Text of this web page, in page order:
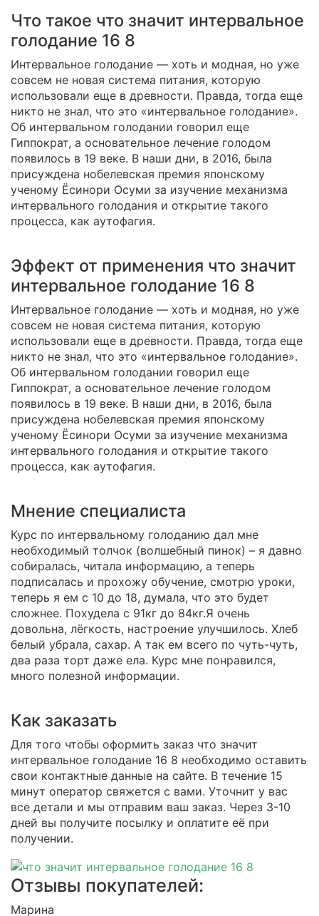
Что такое что значит интервальное
голодание 16 8
Интервальное голодание — хоть и модная, но уже
совсем не новая система питания, которую
использовали еще в древности. Правда, тогда еще
никто не знал, что это «интервальное голодание».
Об интервальном голодании говорил еще
Гиппократ, а основательное лечение голодом
появилось в 19 веке. В наши дни, в 2016, была
присуждена нобелевская премия японскому
ученому Ёсинори Осуми за изучение механизма
интервального голодания и открытие такого
процесса, как аутофагия.
Эффект от применения что значит
интервальное голодание 16 8
Интервальное голодание — хоть и модная, но уже
совсем не новая система питания, которую
использовали еще в древности. Правда, тогда еще
никто не знал, что это «интервальное голодание».
Об интервальном голодании говорил еще
Гиппократ, а основательное лечение голодом
появилось в 19 веке. В наши дни, в 2016, была
присуждена нобелевская премия японскому
ученому Ёсинори Осуми за изучение механизма
интервального голодания и открытие такого
процесса, как аутофагия.
Мнение специалиста
Курс по интервальному голоданию дал мне
необходимый толчок (волшебный пинок) – я давно
собиралась, читала информацию, а теперь
подписалась и прохожу обучение, смотрю уроки,
теперь я ем с 10 до 18, думала, что это будет
сложнее. Похудела с 91кг до 84кг.Я очень
довольна, лёгкость, настроение улучшилось. Хлеб
белый убрала, сахар. А так ем всего по чуть-чуть,
два раза торт даже ела. Курс мне понравился,
много полезной информации.
Как заказать
Для того чтобы оформить заказ что значит
интервальное голодание 16 8 необходимо оставить
свои контактные данные на сайте. В течение 15
минут оператор свяжется с вами. Уточнит у вас
все детали и мы отправим ваш заказ. Через 3-10
дней вы получите посылку и оплатите её при
получении.
Отзывы покупателей:
Марина